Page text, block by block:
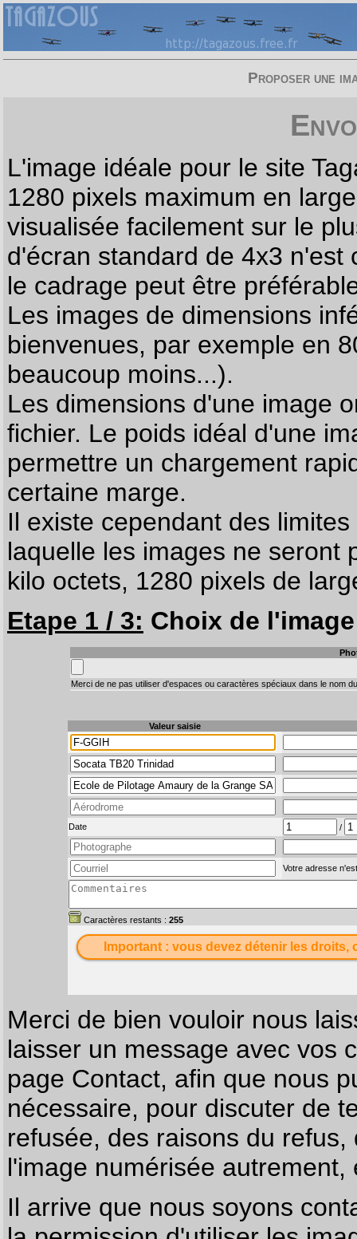
Proposer une
L'image idéale pour le site
1280 pixels maximum en
visualisée facilement sur le
d'écran standard de 4x3
le cadrage peut être
Les images de dimensions
bienvenues, par exemple en
beaucoup moins...).
Les dimensions d'une image
fichier. Le poids idéal d'une
permettre un chargement
certaine marge.
Il existe cependant des
laquelle les images ne seront
kilo octets, 1280 pixels de
Etape 1 / 3: Choix de
Merci de ne pas utiliser d'espaces ou caractères spéciaux dans le nom
Valeur saisie
Date /
Votre adresse
Caractères restants : 255
Important : vous devez détenir les
Merci de bien vouloir nous
laisser un message avec vos
page Contact, afin que nous
nécessaire, pour discuter de
refusée, des raisons du
l'image numérisée autrement,
Il arrive que nous soyons